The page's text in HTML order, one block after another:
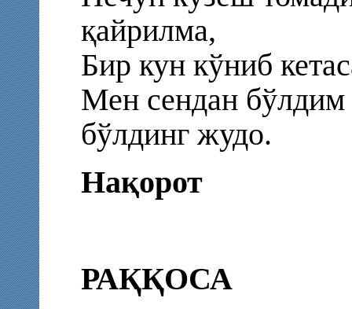
қайрилма,
Бир кун кўниб
Мен сендан
бўлдинг жудо.
Нақорот
РАҚҚОСА